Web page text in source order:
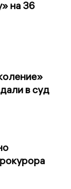
на 36
в суд